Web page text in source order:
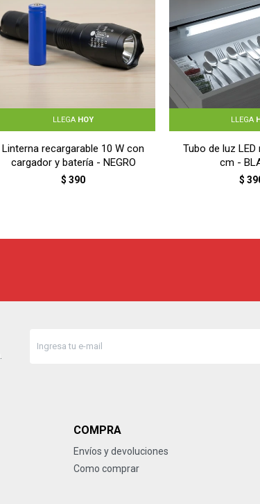
LLEGA HOY
Linterna recargarable 10 W con
cargador y batería - NEGRO
$ 390
LLEGA
Tubo de luz LED
cm -
$
COMPRA
Envíos y devoluciones
Como comprar